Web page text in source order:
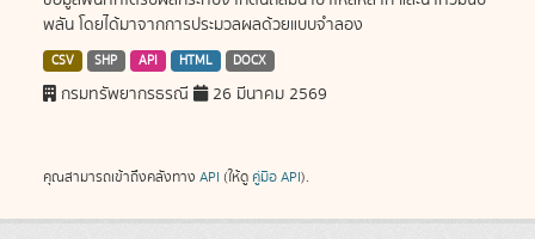
พลัน โดยได้มาจากการประมวลผลด้วยแบบจำลอง
CSV SHP API HTML DOCX
กรมทรัพยากรธรณี 26 มีนาคม 2569
คุณสามารถเข้าถึงคลังทาง API (ให้ดู คู่มือ API).